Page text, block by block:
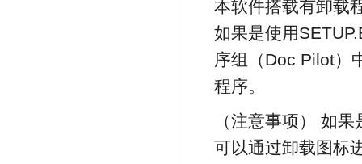
本软件搭载有卸载
如果是使用
序组（Doc Pilot）
程序。
（注意事项） 如
可以通过卸载图标